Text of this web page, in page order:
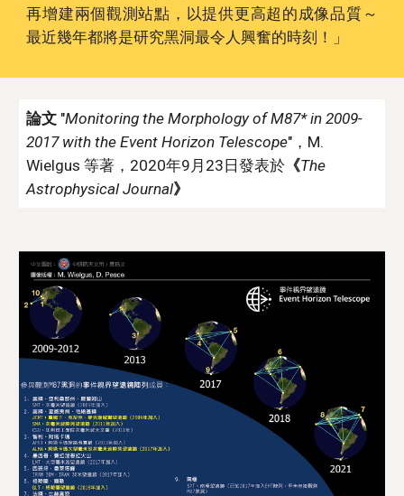
再增建兩個觀測站點，以提供更高超的成像品質～
最近幾年都將是研究黑洞最令人興奮的時刻！」
論文 "Monitoring the Morphology of M87* in 2009-
2017 with the Event Horizon Telescope"，M.
Wielgus 等著，2020年9月23日發表於 《The
Astrophysical Journal》